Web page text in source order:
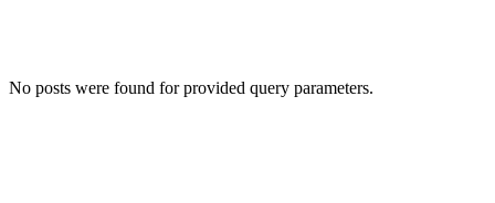
No posts were found for provided query parameters.